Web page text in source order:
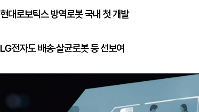
현대로보틱스 방역로봇 국내 첫 개발
LG전자도 배송·살균로봇 등 선보여